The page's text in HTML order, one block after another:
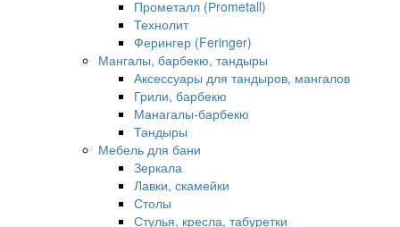
Прометалл (Рrometall)
Технолит
Ферингер (Feringer)
Мангалы, барбекю, тандыры
Аксессуары для тандыров, мангалов
Грили, барбекю
Манагалы-барбекю
Тандыры
Мебель для бани
Зеркала
Лавки, скамейки
Столы
Стулья, кресла, табуретки